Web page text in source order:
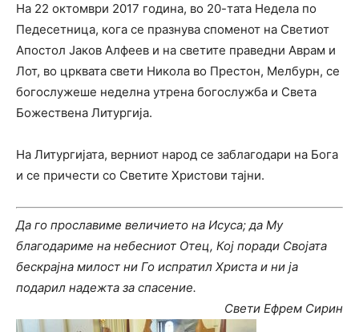
На 22 октомври 2017 година, во 20-тата Недела по
Педесетница, кога се празнува споменот на Светиот
Апостол Јаков Алфеев и на светите праведни Аврам и
Лот, во црквата свети Никола во Престон, Мелбурн, се
богослужеше неделна утрена богослужба и Света
Божествена Литургија.
На Литургијата, верниот народ се заблагодари на Бога
и се причести со Светите Христови тајни.
Да го прославиме величието на Исуса; да Му
благодариме на небесниот Отец, Кој поради Својата
бескрајна милост ни Го испратил Христа и ни ја
подарил надежта за спасение.
Свети Ефрем Сирин